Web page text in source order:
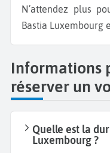
N’attendez plus
Bastia Luxembourg
Informations
réserver un
Quelle est la
Luxembourg ?